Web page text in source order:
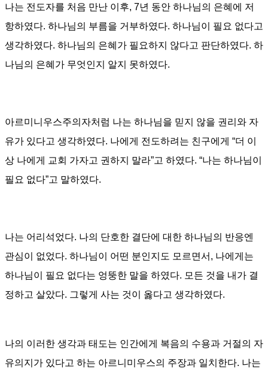
나는 전도자를 처음 만난 이후, 7년 동안 하나님의 은혜에 저
항하였다. 하나님의 부름을 거부하였다. 하나님이 필요 없다고
생각하였다. 하나님의 은혜가 필요하지 않다고 판단하였다. 하
나님의 은혜가 무엇인지 알지 못하였다.
아르미니우스주의자처럼 나는 하나님을 믿지 않을 권리와 자
유가 있다고 생각하였다. 나에게 전도하려는 친구에게 “더 이
상 나에게 교회 가자고 권하지 말라”고 하였다. “나는 하나님이
필요 없다”고 말하였다.
나는 어리석었다. 나의 단호한 결단에 대한 하나님의 반응엔
관심이 없었다. 하나님이 어떤 분인지도 모르면서 , 나에게는
하나님이 필요 없다는 엉뚱한 말을 하였다. 모든 것을 내가 결
정하고 살았다. 그렇게 사는 것이 옳다고 생각하였다.
나의 이러한 생각과 태도는 인간에게 복음의 수용과 거절의 자
유의지가 있다고 하는 아르니미우스의 주장과 일치한다. 나는